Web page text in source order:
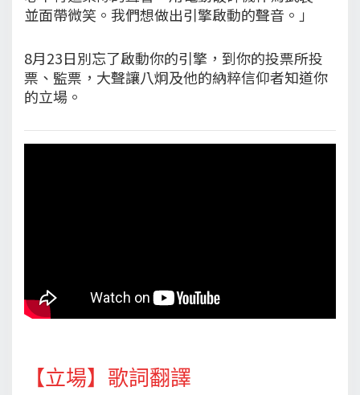
並面帶微笑。我們想做出引擎啟動的聲音。」
8月23日別忘了啟動你的引擎，到你的投票所投
票、監票，大聲讓八炯及他的納粹信仰者知道你
的立場。
【立場】歌詞翻譯